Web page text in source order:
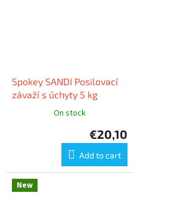
Spokey SANDI Posilovací
závaží s úchyty 5 kg
On stock
€20,10
Add to cart
New